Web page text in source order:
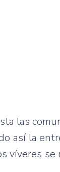
las
así la
víveres se